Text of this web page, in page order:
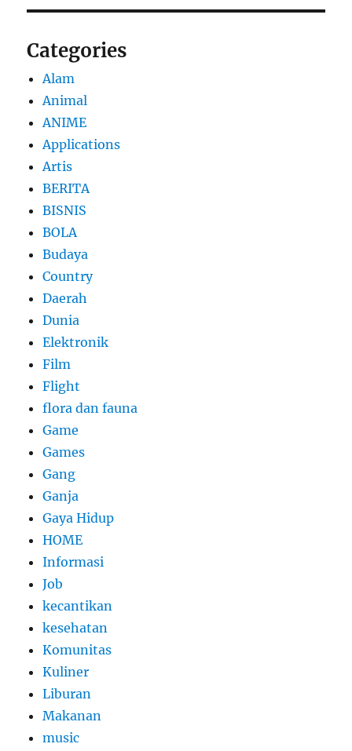
Categories
Alam
Animal
ANIME
Applications
Artis
BERITA
BISNIS
BOLA
Budaya
Country
Daerah
Dunia
Elektronik
Film
Flight
flora dan fauna
Game
Games
Gang
Ganja
Gaya Hidup
HOME
Informasi
Job
kecantikan
kesehatan
Komunitas
Kuliner
Liburan
Makanan
music